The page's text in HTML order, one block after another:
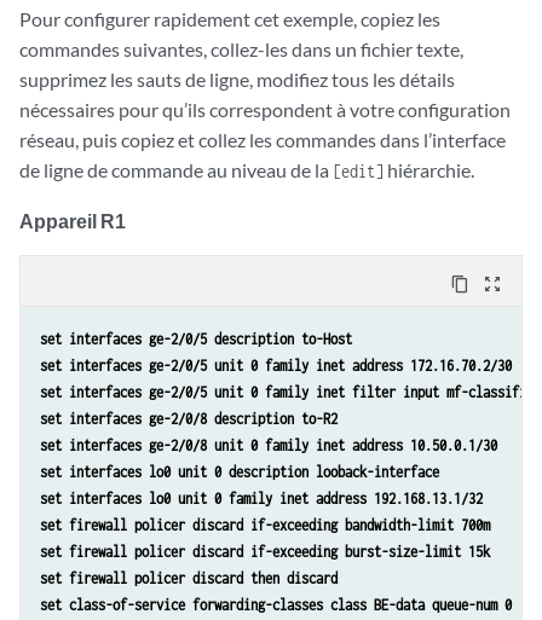
Pour configurer rapidement cet exemple, copiez les
commandes suivantes, collez-les dans un fichier texte,
supprimez les sauts de ligne, modifiez tous les détails
nécessaires pour qu’ils correspondent à votre configuration
réseau, puis copiez et collez les commandes dans l’interface
de ligne de commande au niveau de la [edit] hiérarchie.
Appareil R1
content_copy zoom_out_map
set interfaces ge-2/0/5 description to-Host
set interfaces ge-2/0/5 unit 0 family inet address 172.16.70.2/30
set interfaces ge-2/0/5 unit 0 family inet filter input mf-classifier
set interfaces ge-2/0/8 description to-R2
set interfaces ge-2/0/8 unit 0 family inet address 10.50.0.1/30
set interfaces lo0 unit 0 description looback-interface
set interfaces lo0 unit 0 family inet address 192.168.13.1/32
set firewall policer discard if-exceeding bandwidth-limit 700m
set firewall policer discard if-exceeding burst-size-limit 15k
set firewall policer discard then discard
set class-of-service forwarding-classes class BE-data queue-num 0